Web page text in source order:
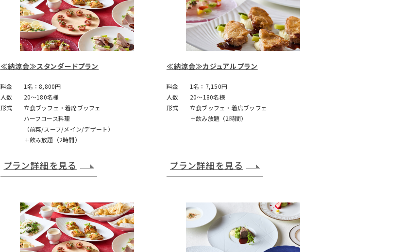
≪納涼会≫スタンダードプラン
料金
1名：8,800円
人数
20～180名様
形式
立食ブッフェ・着席ブッフェ
ハーフコース料理
（前菜/スープ/メイン/デザート）
＋飲み放題（2時間）
プラン詳細を見る
≪納涼会≫カジュアルプラン
料金
1名：7,150円
人数
20～180名様
形式
立食ブッフェ・着席ブッフェ
＋飲み放題（2時間）
プラン詳細を見る